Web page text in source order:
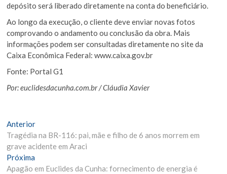
depósito será liberado diretamente na conta do beneficiário.
Ao longo da execução, o cliente deve enviar novas fotos
comprovando o andamento ou conclusão da obra. Mais
informações podem ser consultadas diretamente no site da
Caixa Econômica Federal: www.caixa.gov.br
Fonte: Portal G1
Por: euclidesdacunha.com.br / Cláudia Xavier
Navegação
de
Post
AnteriorMatéria
Anterior:
Tragédia na BR-116: pai, mãe e filho de 6 anos morrem em
grave acidente em Araci
Próxima
Materia:
Apagão em Euclides da Cunha: fornecimento de energia é